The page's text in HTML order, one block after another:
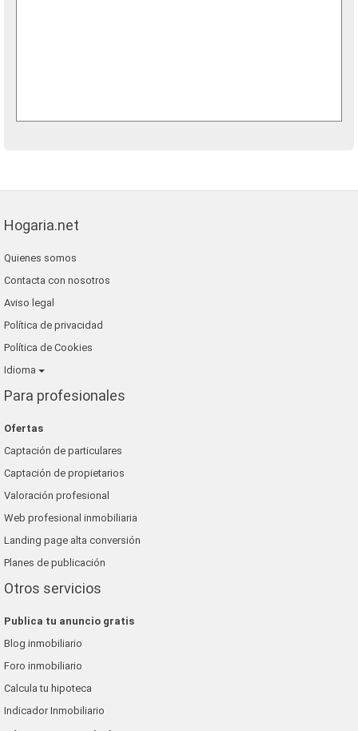
Hogaria.net
Quienes somos
Contacta con nosotros
Aviso legal
Política de privacidad
Política de Cookies
Idioma
Para profesionales
Ofertas
Captación de particulares
Captación de propietarios
Valoración profesional
Web profesional inmobiliaria
Landing page alta conversión
Planes de publicación
Otros servicios
Publica tu anuncio gratis
Blog inmobiliario
Foro inmobiliario
Calcula tu hipoteca
Indicador Inmobiliario